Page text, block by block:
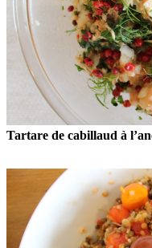
Tartare de cabillaud à